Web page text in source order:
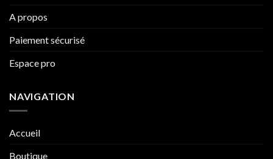
A propos
Paiement sécurisé
Espace pro
NAVIGATION
Accueil
Boutique